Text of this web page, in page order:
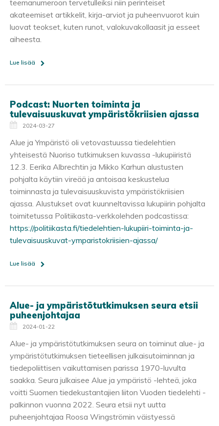
teemanumeroon tervetulleiksi niin perinteiset
akateemiset artikkelit, kirja-arviot ja puheenvuorot kuin
luovat teokset, kuten runot, valokuvakollaasit ja esseet
aiheesta.
Lue lisää
Podcast: Nuorten toiminta ja
tulevaisuuskuvat ympäristökriisien ajassa
2024-03-27
Alue ja Ympäristö oli vetovastuussa tiedelehtien
yhteisestä Nuoriso tutkimuksen kuvassa -lukupiiristä
12.3. Eerika Albrechtin ja Mikko Karhun alustusten
pohjalta käytiin vireää ja antoisaa keskustelua
toiminnasta ja tulevaisuuskuvista ympäristökriisien
ajassa. Alustukset ovat kuunneltavissa lukupiirin pohjalta
toimitetussa Politiikasta-verkkolehden podcastissa:
https://politiikasta.fi/tiedelehtien-lukupiiri-toiminta-ja-
tulevaisuuskuvat-ymparistokriisien-ajassa/
Lue lisää
Alue- ja ympäristötutkimuksen seura etsii
puheenjohtajaa
2024-01-22
Alue- ja ympäristötutkimuksen seura on toiminut alue- ja
ympäristötutkimuksen tieteellisen julkaisutoiminnan ja
tiedepoliittisen vaikuttamisen parissa 1970-luvulta
saakka. Seura julkaisee Alue ja ympäristö -lehteä, joka
voitti Suomen tiedekustantajien liiton Vuoden tiedelehti -
palkinnon vuonna 2022. Seura etsii nyt uutta
puheenjohtajaa Roosa Wingströmin väistyessä